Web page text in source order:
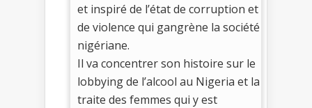
et inspiré de l’état de corruption et
de violence qui gangrène la société
nigériane.
Il va concentrer son histoire sur le
lobbying de l’alcool au Nigeria et la
traite des femmes qui y est